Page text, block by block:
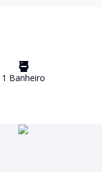
1 Banheiro